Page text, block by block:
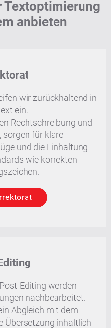
Textoptimierung
anbieten
wir zurückhaltend in
ein.
Rechtschreibung und
sorgen für klare
und die Einhaltung
wie korrekten
Editing werden
nachbearbeitet.
Abgleich mit dem
Übersetzung inhaltlich